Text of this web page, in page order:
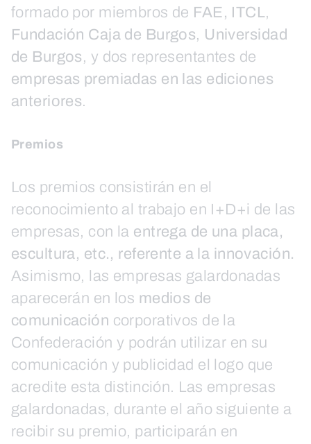
formado por miembros de FAE, ITCL,
Fundación Caja de Burgos, Universidad
de Burgos, y dos representantes de
empresas premiadas en las ediciones
anteriores.
Premios
Los premios consistirán en el
reconocimiento al trabajo en I+D+i de las
empresas, con la entrega de una placa,
escultura, etc., referente a la innovación.
Asimismo, las empresas galardonadas
aparecerán en los medios de
comunicación corporativos de la
Confederación y podrán utilizar en su
comunicación y publicidad el logo que
acredite esta distinción. Las empresas
galardonadas, durante el año siguiente a
recibir su premio, participarán en